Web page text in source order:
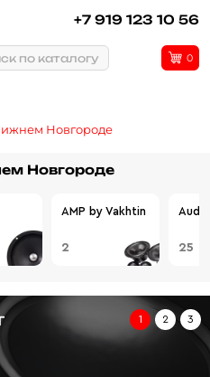
+7 919 123 10 56
по каталогу 0
Новгороде
Новгороде
AMP by Vakhtin
2 25
1 2 3